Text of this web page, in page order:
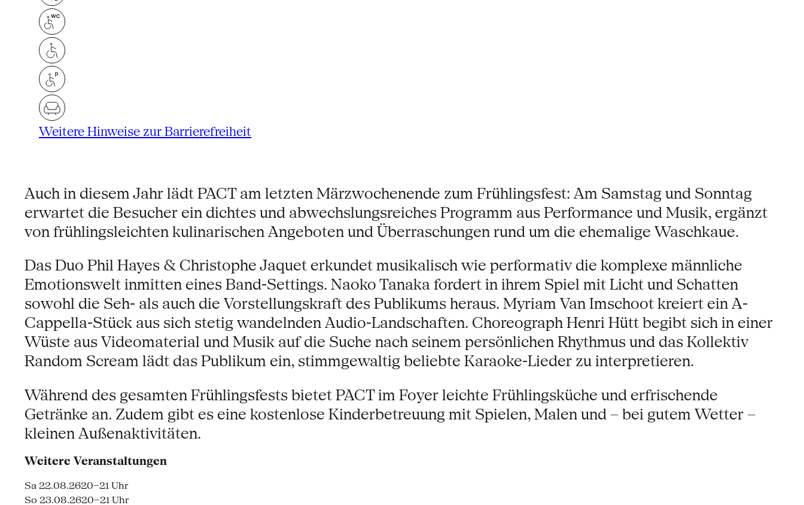
Weitere Hinweise zur Barrierefreiheit
Auch in diesem Jahr lädt PACT am letzten Märzwochenende zum Frühlingsfest: Am Samstag und Sonntag
erwartet die Besucher ein dichtes und abwechslungsreiches Programm aus Performance und Musik, ergänzt
von frühlingsleichten kulinarischen Angeboten und Überraschungen rund um die ehemalige Waschkaue.
Das Duo Phil Hayes & Christophe Jaquet erkundet musikalisch wie performativ die komplexe männliche
Emotionswelt inmitten eines Band-Settings. Naoko Tanaka fordert in ihrem Spiel mit Licht und Schatten
sowohl die Seh- als auch die Vorstellungskraft des Publikums heraus. Myriam Van Imschoot kreiert ein A-
Cappella-Stück aus sich stetig wandelnden Audio-Landschaften. Choreograph Henri Hütt begibt sich in einer
Wüste aus Videomaterial und Musik auf die Suche nach seinem persönlichen Rhythmus und das Kollektiv
Random Scream lädt das Publikum ein, stimmgewaltig beliebte Karaoke-Lieder zu interpretieren.
Während des gesamten Frühlingsfests bietet PACT im Foyer leichte Frühlingsküche und erfrischende
Getränke an. Zudem gibt es eine kostenlose Kinderbetreuung mit Spielen, Malen und – bei gutem Wetter –
kleinen Außenaktivitäten.
Weitere Veranstaltungen
Sa 22.08.2620–21 Uhr
So 23.08.2620–21 Uhr